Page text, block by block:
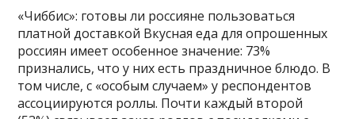
«Чиббис»: готовы ли россияне пользоваться
платной доставкой Вкусная еда для опрошенных
россиян имеет особенное значение: 73%
признались, что у них есть праздничное блюдо. В
том числе, с «особым случаем» у респондентов
ассоциируются роллы. Почти каждый второй